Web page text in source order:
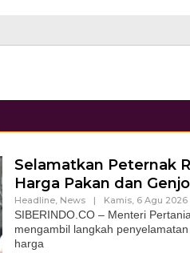
Selamatkan Peternak
Harga Pakan dan
Headline, News | Kamis, 6 Agu 2026
SIBERINDO.CO – Menteri
mengambil langkah
harga